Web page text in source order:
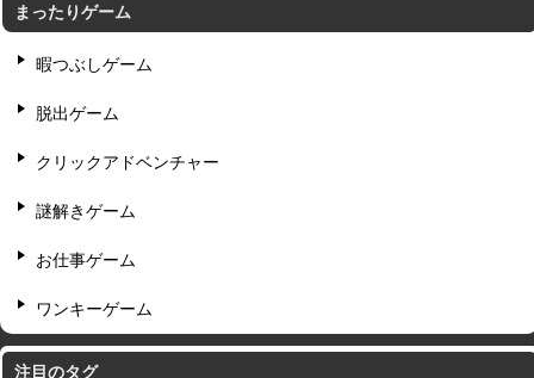
まったりゲーム
暇つぶしゲーム
脱出ゲーム
クリックアドベンチャー
謎解きゲーム
お仕事ゲーム
ワンキーゲーム
注目のタグ